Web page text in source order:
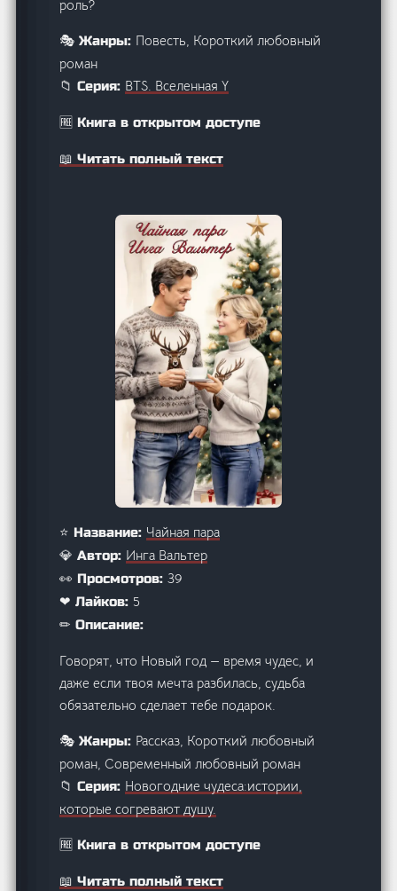
роль?
🎭 Жанры: Повесть, Короткий любовный
роман
📁 Серия: BTS. Вселенная Y
🆓 Книга в открытом доступе
📖 Читать полный текст
⭐ Название: Чайная пара
💎 Автор: Инга Вальтер
👀 Просмотров:39
❤ Лайков: 5
✏ Описание:
Говорят, что Новый год — время чудес, и
даже если твоя мечта разбилась, судьба
обязательно сделает тебе подарок.
🎭 Жанры: Рассказ, Короткий любовный
роман, Современный любовный роман
📁 Серия: Новогодние чудеса:истории,
которые согревают душу.
🆓 Книга в открытом доступе
📖 Читать полный текст